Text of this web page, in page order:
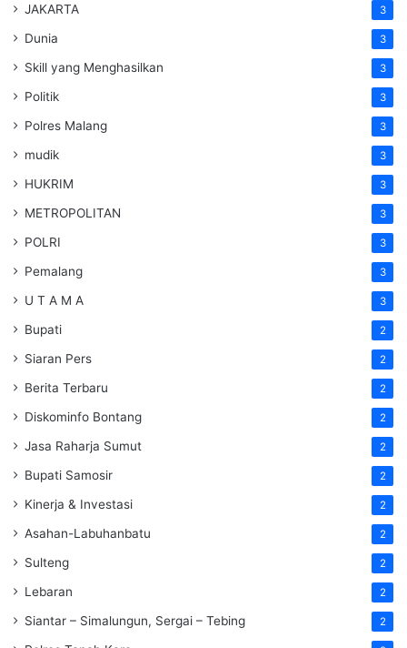
JAKARTA 3
Dunia 3
Skill yang Menghasilkan 3
Politik 3
Polres Malang 3
mudik 3
HUKRIM 3
METROPOLITAN 3
POLRI 3
Pemalang 3
U T A M A 3
Bupati 2
Siaran Pers 2
Berita Terbaru 2
Diskominfo Bontang 2
Jasa Raharja Sumut 2
Bupati Samosir 2
Kinerja & Investasi 2
Asahan-Labuhanbatu 2
Sulteng 2
Lebaran 2
Siantar – Simalungun, Sergai – Tebing 2